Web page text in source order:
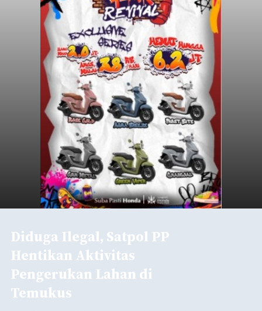
Diduga Ilegal, Satpol PP
Hentikan Aktivitas
Pengerukan Lahan di
Temukus